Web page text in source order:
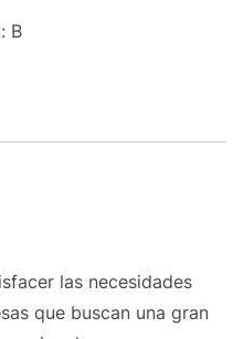
B
las necesidades
que buscan una gran